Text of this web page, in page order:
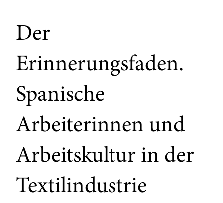
Der
Erinnerungsfaden.
Spanische
Arbeiterinnen und
Arbeitskultur in der
Textilindustrie